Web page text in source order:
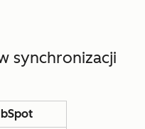
synchronizacji